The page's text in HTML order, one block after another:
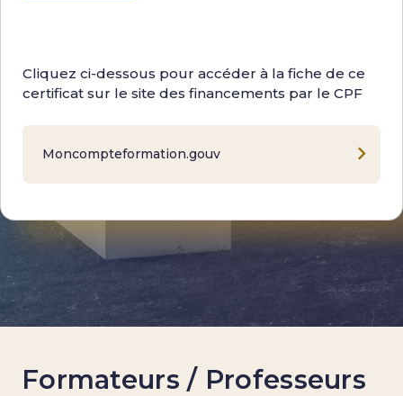
Cliquez ci-dessous pour accéder à la fiche de ce
certificat sur le site des financements par le CPF
Moncompteformation.gouv
Formateurs / Professeurs